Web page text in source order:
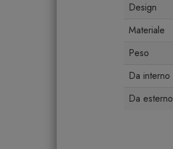
Design
Materiale
Peso
Da interno
Da esterno